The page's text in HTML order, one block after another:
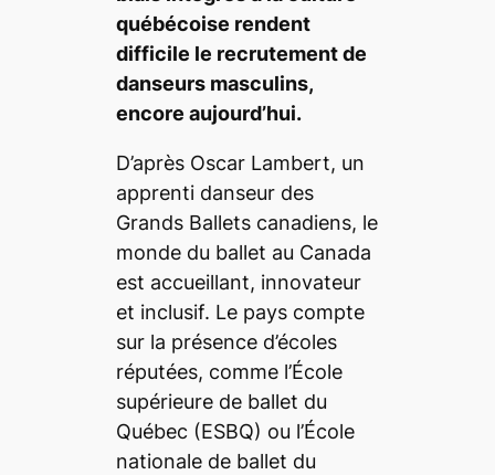
québécoise rendent
difficile le recrutement de
danseurs masculins,
encore aujourd’hui.
D’après Oscar Lambert, un
apprenti danseur des
Grands Ballets canadiens, le
monde du ballet au Canada
est accueillant, innovateur
et inclusif. Le pays compte
sur la présence d’écoles
réputées, comme l’École
supérieure de ballet du
Québec (ESBQ) ou l’École
nationale de ballet du